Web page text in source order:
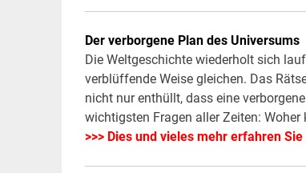
Der verborgene Plan des Universums
Die Weltgeschichte wiederholt sich
verblüffende Weise gleichen. Das
nicht nur enthüllt, dass eine
wichtigsten Fragen aller Zeiten:
>>> Dies und vieles mehr erfahren Sie